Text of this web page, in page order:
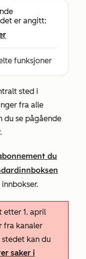
er angitt:
funksjoner
sted i
fra alle
du se pågående
du
innbokser.
1. april
fra kanaler
kan du
saker i